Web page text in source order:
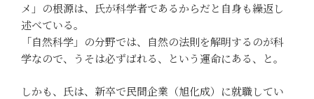
メ」の根源は、氏が科学者であるからだと自身も繰返し
述べている。
「自然科学」の分野では、自然の法則を解明するのが科
学なので、うそは必ずばれる、という運命にある、と。
しかも、氏は、新卒で民間企業（旭化成）に就職してい